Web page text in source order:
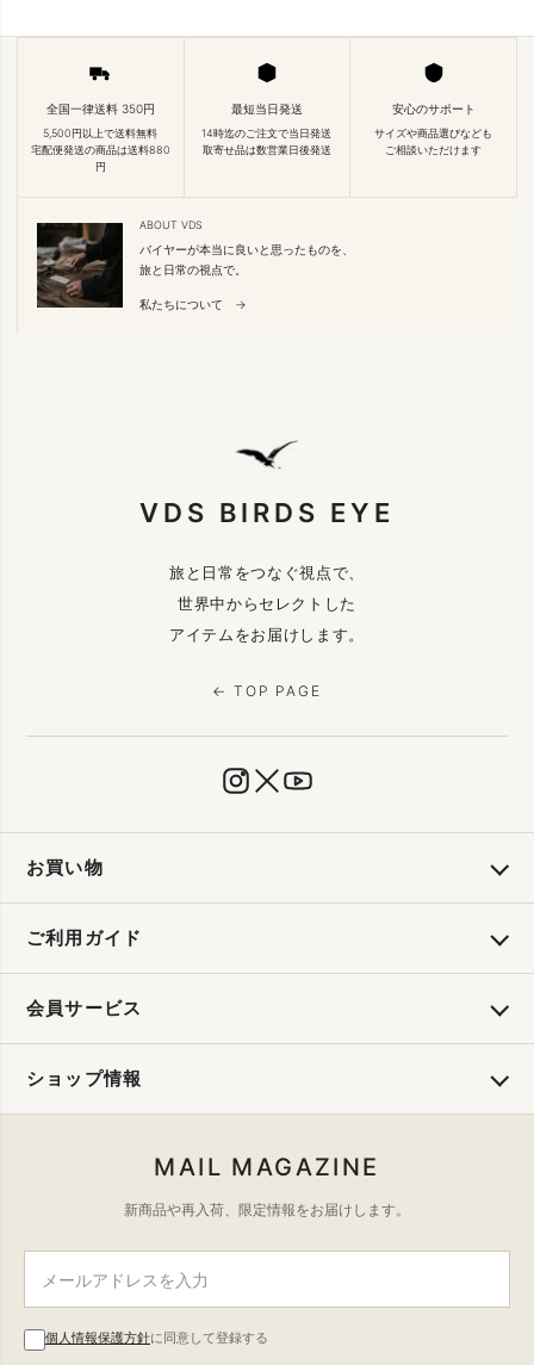
全国一律送料 350円
5,500円以上で送料無料
宅配便発送の商品は送料880
円
最短当日発送
14時迄のご注文で当日発送
取寄せ品は数営業日後発送
安心のサポート
サイズや商品選びなども
ご相談いただけます
ABOUT VDS
バイヤーが本当に良いと思ったものを、
旅と日常の視点で。
私たちについて →
VDS BIRDS EYE
旅と日常をつなぐ視点で、
世界中からセレクトした
アイテムをお届けします。
← TOP PAGE
お買い物
ご利用ガイド
会員サービス
ショップ情報
MAIL MAGAZINE
新商品や再入荷、限定情報をお届けします。
個人情報保護方針に同意して登録する